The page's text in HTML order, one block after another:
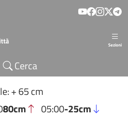
Sezioni
Cerca
+ 65 cm
80cm 05:00-25cm